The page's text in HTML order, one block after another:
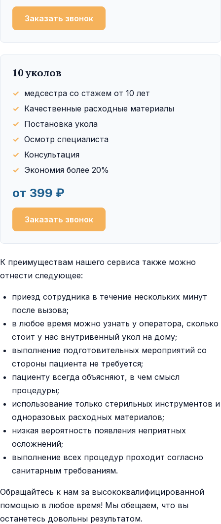
Заказать звонок
10 уколов
медсестра со стажем от 10 лет
Качественные расходные материалы
Постановка укола
Осмотр специалиста
Консультация
Экономия более 20%
от 399 ₽
Заказать звонок
К преимуществам нашего сервиса также можно
отнести следующее:
приезд сотрудника в течение нескольких минут
после вызова;
в любое время можно узнать у оператора, сколько
стоит у нас внутривенный укол на дому;
выполнение подготовительных мероприятий со
стороны пациента не требуется;
пациенту всегда объясняют, в чем смысл
процедуры;
использование только стерильных инструментов и
одноразовых расходных материалов;
низкая вероятность появления неприятных
осложнений;
выполнение всех процедур проходит согласно
санитарным требованиям.
Обращайтесь к нам за высококвалифицированной
помощью в любое время! Мы обещаем, что вы
останетесь довольны результатом.